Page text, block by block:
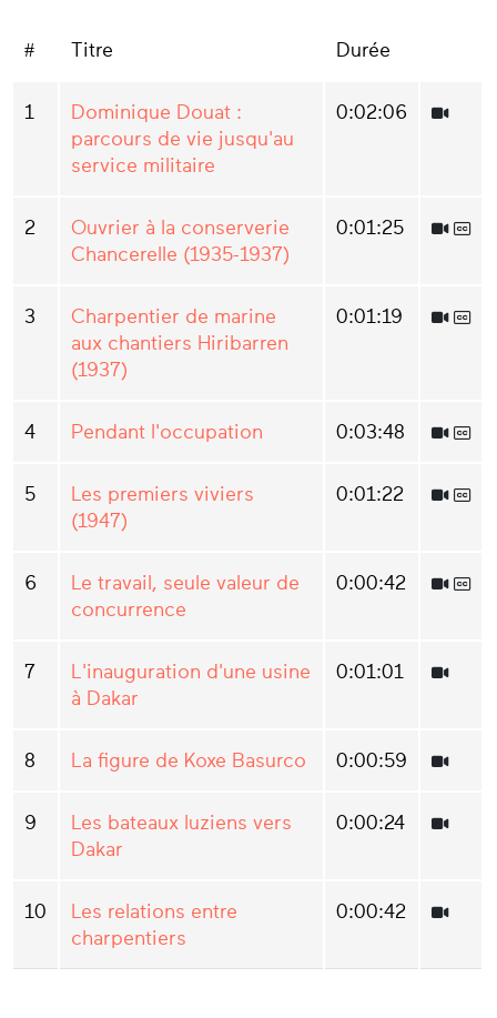
# Titre Durée
1
Dominique Douat :
parcours de vie jusqu'au
service militaire
0:02:06
2
Ouvrier à la conserverie
Chancerelle (1935-1937)
0:01:25
3
Charpentier de marine
aux chantiers Hiribarren
(1937)
0:01:19
4 Pendant l'occupation 0:03:48
5
Les premiers viviers
(1947)
0:01:22
6
Le travail, seule valeur de
concurrence
0:00:42
7
L'inauguration d'une usine
à Dakar
0:01:01
8 La figure de Koxe Basurco 0:00:59
9
Les bateaux luziens vers
Dakar
0:00:24
10
Les relations entre
charpentiers
0:00:42